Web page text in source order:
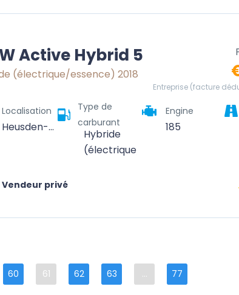
Active Hybrid 5
(électrique/essence) 2018
Entreprise (facture
Localisation
Heusden-Zolder, Hasselt, Limburg, Vlaanderen, 3550, België
Type de
carburant
Hybride
(électrique/essence)
Engine
185
Vendeur privé
60 61 62 63 ... 77